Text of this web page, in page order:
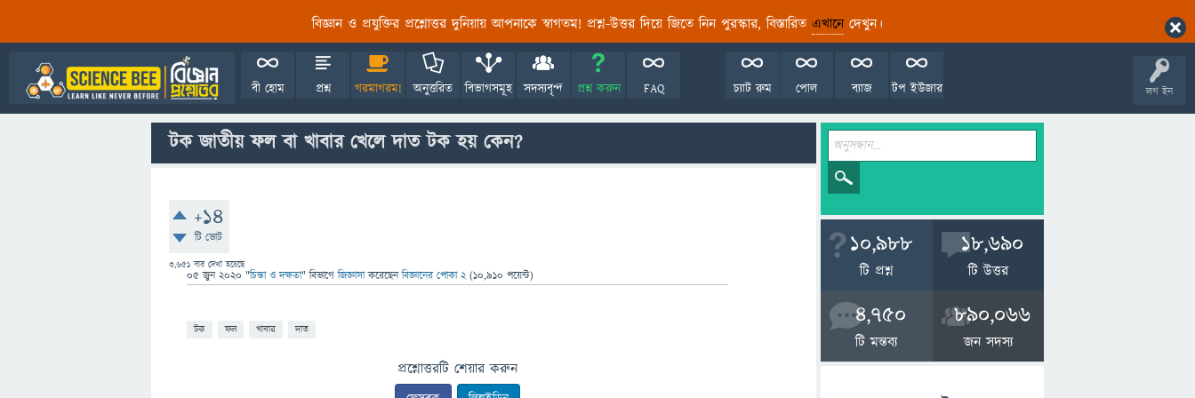
বিজ্ঞান ও প্রযুক্তির প্রশ্নোত্তর দুনিয়ায় আপনাকে স্বাগতম! প্রশ্ন-উত্তর দিয়ে জিতে নিন পুরস্কার, বিস্তারিত এখানেদেখুন।
লগ ইন
বী হোম প্রশ্ন গরমাগরম! অনুত্তরিত বিভাগসমূহ সদস্যবৃন্দ প্রশ্ন করুন FAQ টপ ইউজার
ব্যাজ
পোল
চ্যাট রুম
টক জাতীয় ফল বা খাবার খেলে দাত টক হয় কেন?
+14
টি ভোট
3,651 বার দেখা হয়েছে
05 জুন 2020 "চিন্তা ও দক্ষতা" বিভাগে জিজ্ঞাসাকরেছেনবিজ্ঞানের পোকা 2 (10,910 পয়েন্ট)
টক ফল খাবার দাত
প্রশ্নোত্তরটি শেয়ার করুন
10,988
টি প্রশ্ন
18,690
টি উত্তর
4,750
টি মন্তব্য
890,066
জন সদস্য